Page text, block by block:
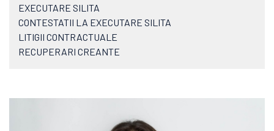
EXECUTARE SILITA
CONTESTATII LA EXECUTARE SILITA
LITIGII CONTRACTUALE
RECUPERARI CREANTE